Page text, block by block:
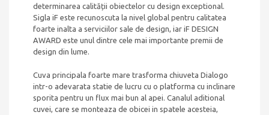
determinarea calității obiectelor cu design exceptional.
Sigla iF este recunoscuta la nivel global pentru calitatea
foarte inalta a serviciilor sale de design, iar iF DESIGN
AWARD este unul dintre cele mai importante premii de
design din lume.
Cuva principala foarte mare trasforma chiuveta Dialogo
intr-o adevarata statie de lucru cu o platforma cu inclinare
sporita pentru un flux mai bun al apei. Canalul aditional
cuvei, care se monteaza de obicei in spatele acesteia,